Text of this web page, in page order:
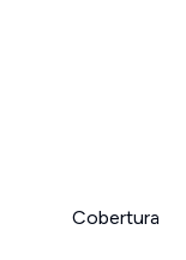
Cobertura